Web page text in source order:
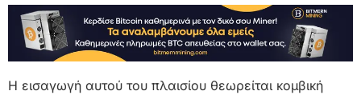
Η εισαγωγή αυτού του πλαισίου θεωρείται κομβική